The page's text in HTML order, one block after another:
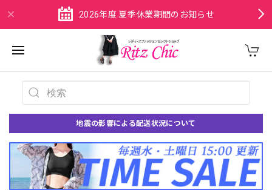
2026年度 夏季休業期間のお知らせ
地震の影響による配送状況について